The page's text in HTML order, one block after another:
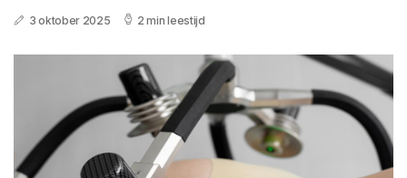
3 oktober 2025 2 min leestijd